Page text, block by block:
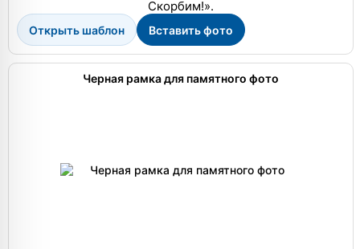
Скорбим!».
Открыть шаблон Вставить фото
Черная рамка для памятного фото